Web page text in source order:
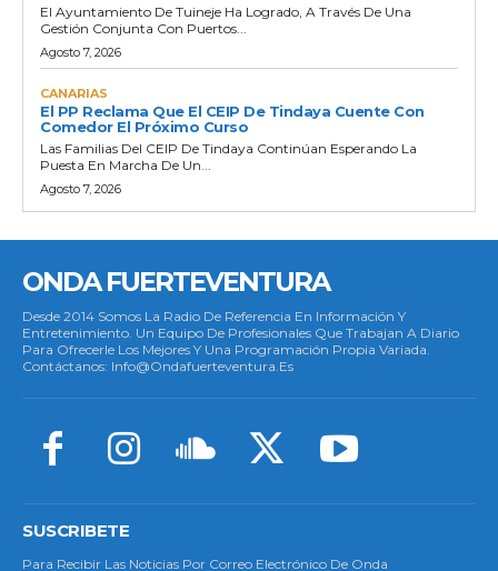
El Ayuntamiento De Tuineje Ha Logrado, A Través De Una
Gestión Conjunta Con Puertos...
Agosto 7, 2026
CANARIAS
El PP Reclama Que El CEIP De Tindaya Cuente Con
Comedor El Próximo Curso
Las Familias Del CEIP De Tindaya Continúan Esperando La
Puesta En Marcha De Un...
Agosto 7, 2026
ONDA FUERTEVENTURA
Desde 2014 Somos La Radio De Referencia En Información Y
Entretenimiento. Un Equipo De Profesionales Que Trabajan A Diario
Para Ofrecerle Los Mejores Y Una Programación Propia Variada.
Contáctanos: Info@ondafuerteventura.es
SUSCRIBETE
Para Recibir Las Noticias Por Correo Electrónico De Onda